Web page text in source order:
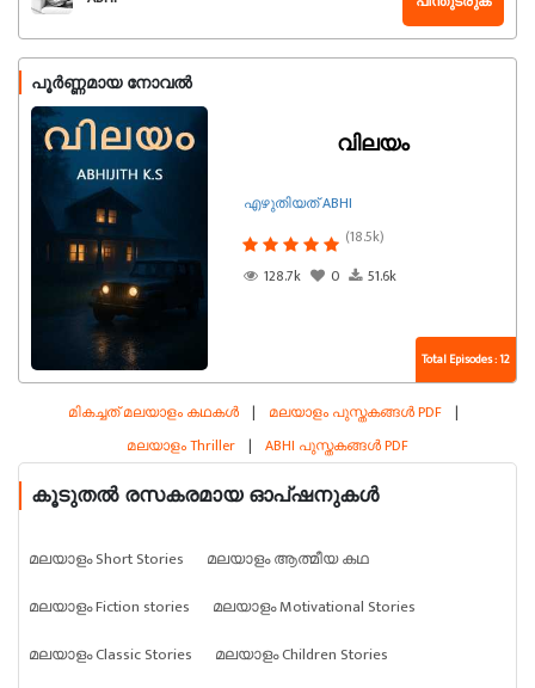
പൂർണ്ണമായ നോവൽ
വിലയം
എഴുതിയത് ABHI
(18.5k)
128.7k
0 51.6k
Total Episodes : 12
മികച്ചത് മലയാളം കഥകൾ | മലയാളം പുസ്തകങ്ങൾ PDF |
മലയാളം Thriller | ABHI പുസ്തകങ്ങൾ PDF
കൂടുതൽ രസകരമായ ഓപ്ഷനുകൾ
മലയാളം Short Stories
മലയാളം ആത്മീയ കഥ
മലയാളം Fiction stories
മലയാളം Motivational Stories
മലയാളം Classic Stories
മലയാളം Children Stories